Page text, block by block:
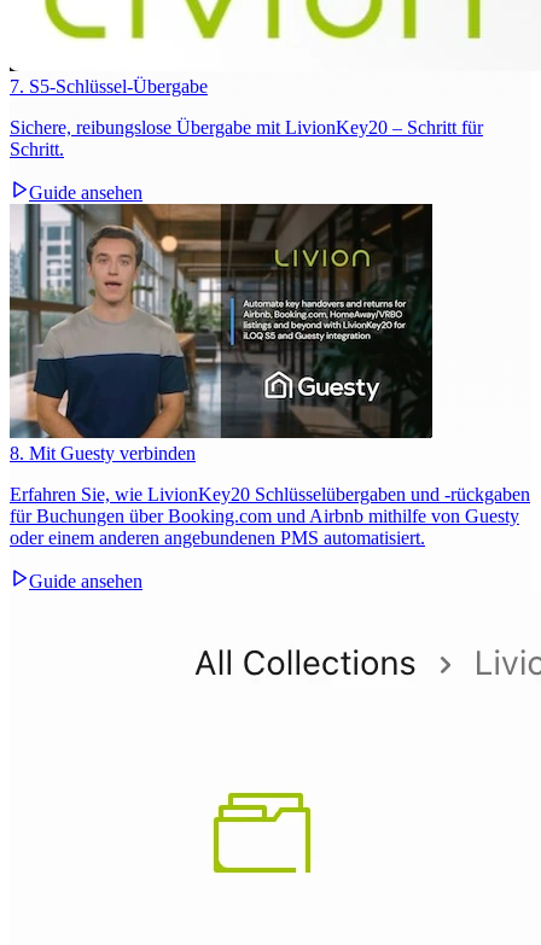
7. S5-Schlüssel-Übergabe
Sichere, reibungslose Übergabe mit LivionKey20 – Schritt für
Schritt.
Guide ansehen
8. Mit Guesty verbinden
Erfahren Sie, wie LivionKey20 Schlüsselübergaben und -rückgaben
für Buchungen über Booking.com und Airbnb mithilfe von Guesty
oder einem anderen angebundenen PMS automatisiert.
Guide ansehen